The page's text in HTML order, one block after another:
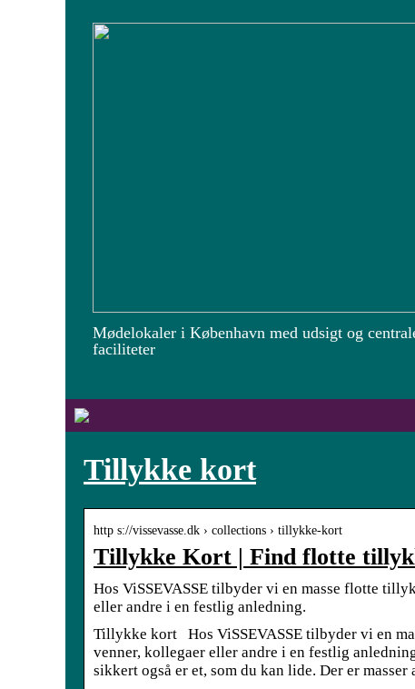
Mødelokaler i København med udsigt og
faciliteter
Tillykke kort
http s://vissevasse.dk › collections › tillykke-kort
Tillykke Kort | Find flotte
Hos ViSSEVASSE tilbyder vi en masse flotte
eller andre i en festlig anledning.
Tillykke kort Hos ViSSEVASSE tilbyder vi en
venner, kollegaer eller andre i en festlig
sikkert også er et, som du kan lide. Der er